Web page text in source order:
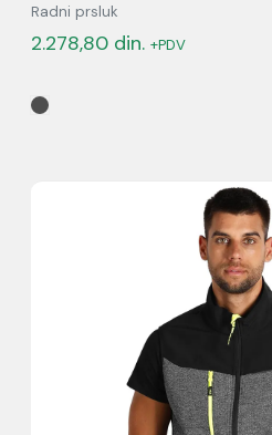
Radni prsluk
2.278,80 din. +PDV